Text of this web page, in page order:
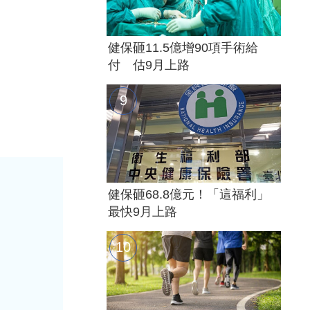
健保砸11.5億增90項手術給
付 估9月上路
健保砸68.8億元！「這福利」
最快9月上路